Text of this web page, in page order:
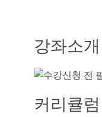
강좌소개
커리큘럼